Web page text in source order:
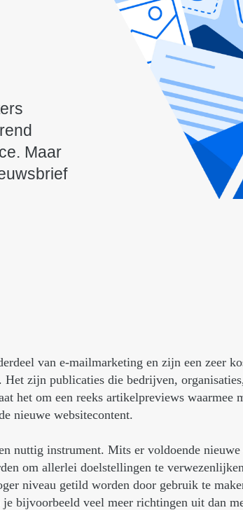
Maar
van e-mailmarketing en zijn een zeer
Het zijn publicaties die bedrijven,
het om een reeks artikelpreviews waarmee
nieuwe websitecontent.
nuttig instrument. Mits er voldoende nieuwe
om allerlei doelstellingen te
niveau getild worden door gebruik te
bijvoorbeeld veel meer richtingen uit dan